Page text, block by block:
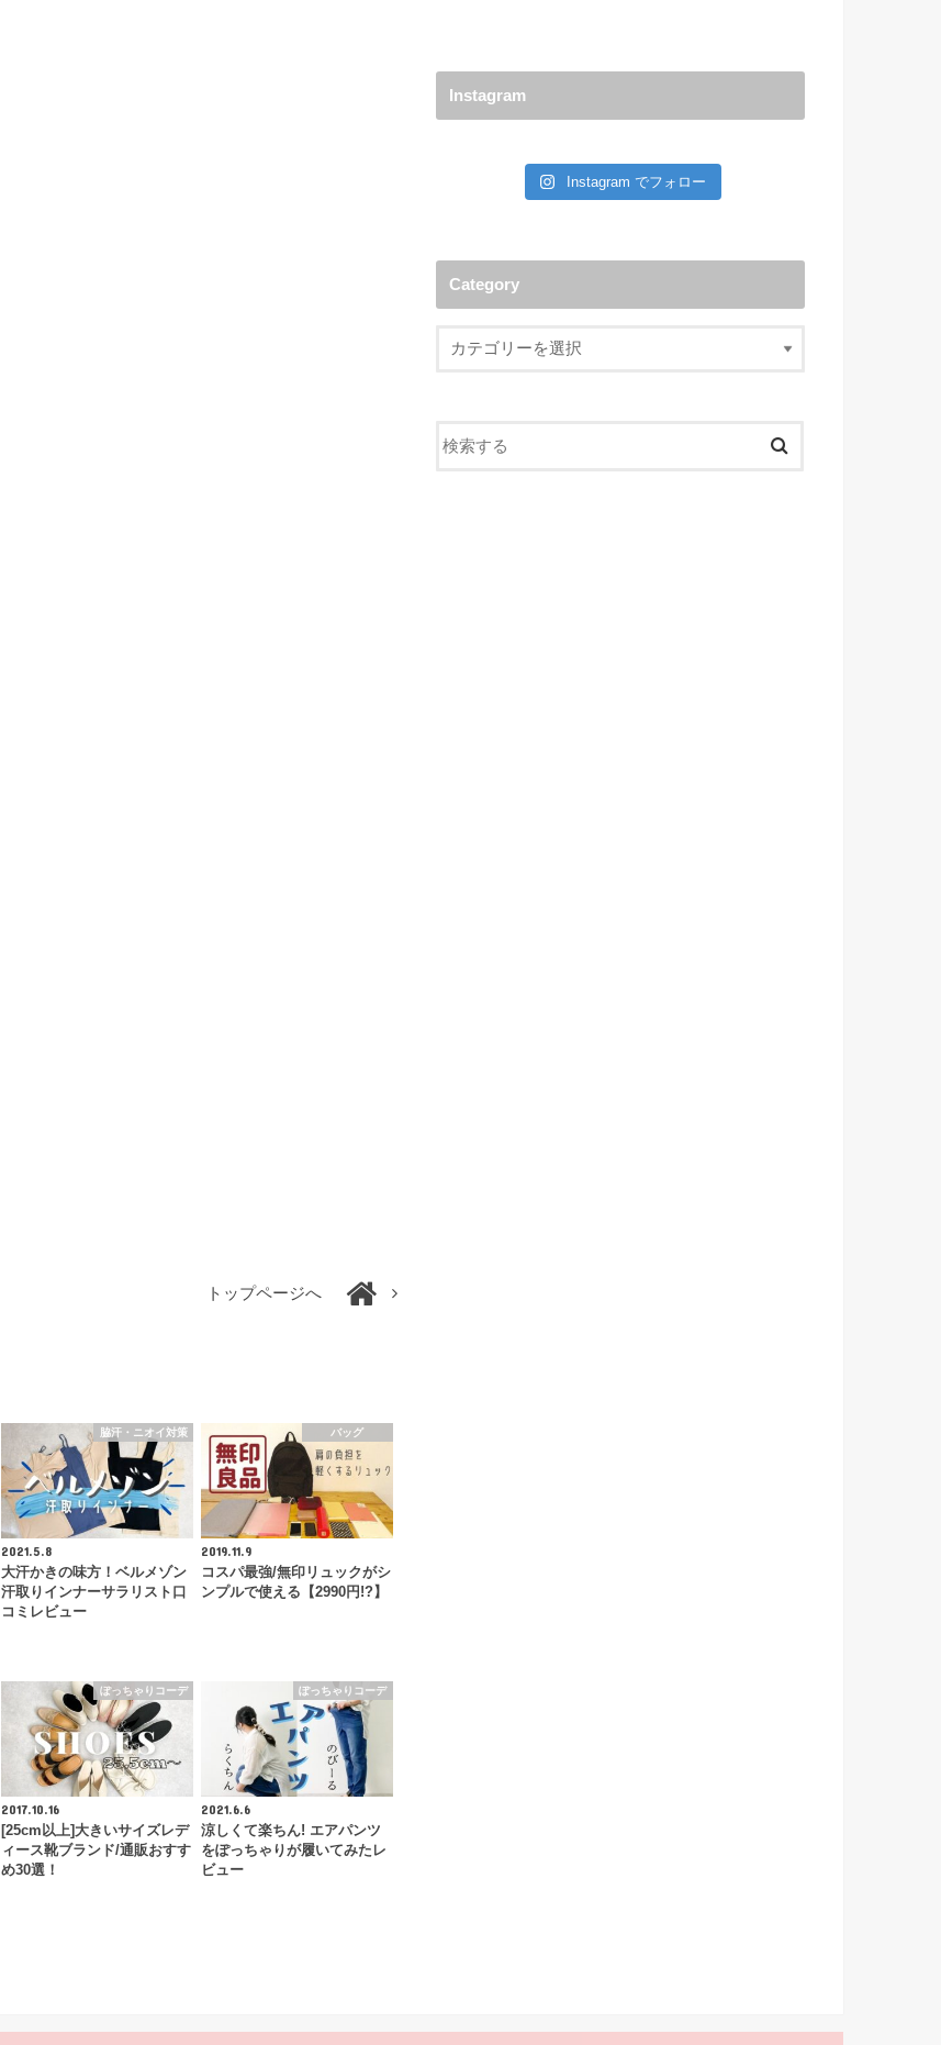
トップページへ
脇汗・ニオイ対策
2021.5.8
大汗かきの味方！ベルメゾン
汗取りインナーサラリスト口
コミレビュー
バッグ
2019.11.9
コスパ最強/無印リュックがシ
ンプルで使える【2990円!?】
ぽっちゃりコーデ
2017.10.16
[25cm以上]大きいサイズレデ
ィース靴ブランド/通販おすす
め30選！
ぽっちゃりコーデ
2021.6.6
涼しくて楽ちん! エアパンツ
をぽっちゃりが履いてみたレ
ビュー
Instagram
Instagram でフォロー
Category